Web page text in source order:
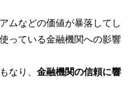
ムなどの価値が暴落してし
っている金融機関への影響
なり、 金融機関の信頼に響